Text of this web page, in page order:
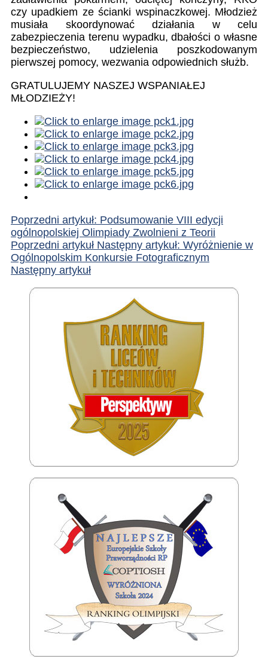
czy upadkiem ze ścianki wspinaczkowej. Młodzież
musiała skoordynować działania w celu
zabezpieczenia terenu wypadku, dbałości o własne
bezpieczeństwo, udzielenia poszkodowanym
pierwszej pomocy, wezwania odpowiednich służb.
GRATULUJEMY NASZEJ WSPANIAŁEJ
MŁODZIEŻY!
Poprzedni artykuł: Podsumowanie VIII edycji
ogólnopolskiej Olimpiady Zwolnieni z Teorii
Poprzedni artykuł Następny artykuł: Wyróżnienie w
Ogólnopolskim Konkursie Fotograficznym
Następny artykuł